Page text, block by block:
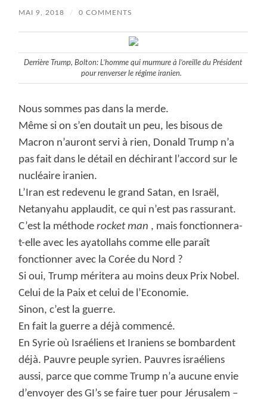
MAI 9, 2018 / 0 COMMENTS
Derrière Trump, Bolton: L’homme qui murmure à l’oreille du Président
pour renverser le régime iranien.
Nous sommes pas dans la merde.
Même si on s’en doutait un peu, les bisous de
Macron n’auront servi à rien, Donald Trump n’a
pas fait dans le détail en déchirant l’accord sur le
nucléaire iranien.
L’Iran est redevenu le grand Satan, en Israël,
Netanyahu applaudit, ce qui n’est pas rassurant.
C’est la méthoderocket man , mais fonctionnera-
t-elle avec les ayatollahs comme elle paraît
fonctionner avec la Corée du Nord ?
Si oui, Trump méritera au moins deux Prix Nobel.
Celui de la Paix et celui de l’Economie.
Sinon, c’est la guerre.
En fait la guerre a déjà commencé.
En Syrie où Israéliens et Iraniens se bombardent
déjà. Pauvre peuple syrien. Pauvres israéliens
aussi, parce que comme Trump n’a aucune envie
d’envoyer des GI’s se faire tuer pour Jérusalem –